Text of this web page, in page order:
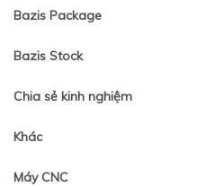
Bazis Package
Bazis Stock
Chia sẻ kinh nghiệm
Khác
Máy CNC